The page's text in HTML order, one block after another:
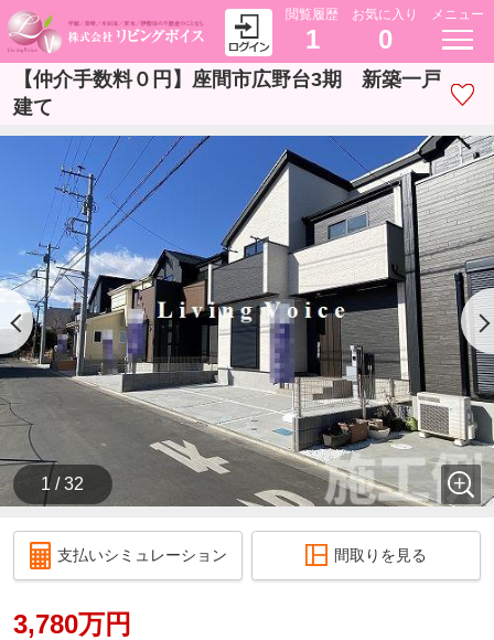
閲覧履歴
1
お気に入り
0
メニュー
【仲介手数料０円】座間市広野台3期 新築一戸
建て
1 / 32
支払いシミュレーション 間取りを見る
3,780万円